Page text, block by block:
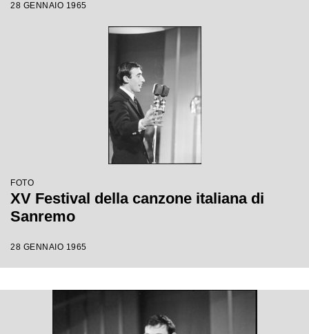
28 GENNAIO 1965
FOTO
XV Festival della canzone italiana di
Sanremo
28 GENNAIO 1965